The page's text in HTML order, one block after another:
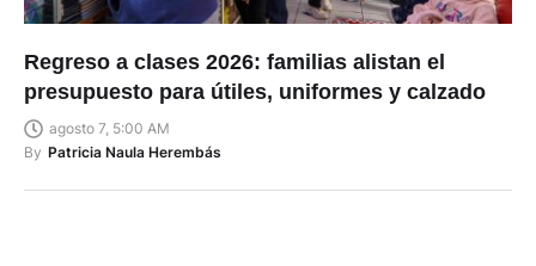
Regreso a clases 2026: familias alistan el
presupuesto para útiles, uniformes y calzado
agosto 7, 5:00 AM
By Patricia Naula Herembás